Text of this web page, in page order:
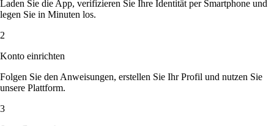
Laden Sie die App, verifizieren Sie Ihre Identität per Smartphone und
legen Sie in Minuten los.
2
Konto einrichten
Folgen Sie den Anweisungen, erstellen Sie Ihr Profil und nutzen Sie
unsere Plattform.
3